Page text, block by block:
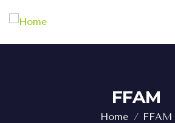
FFAM
Home FFAM